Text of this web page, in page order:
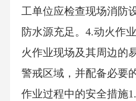
工单位应检查现场消防
防水源充足。4.动火作
火作业现场及其周边的
警戒区域，并配备必要
作业过程中的安全措施